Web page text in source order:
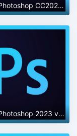
Adobe Photoshop CC2021【PS 2021】官方中文免费
Adobe Photoshop 2023 v24.6.0【ps绿色免费版】中文破解版免安装